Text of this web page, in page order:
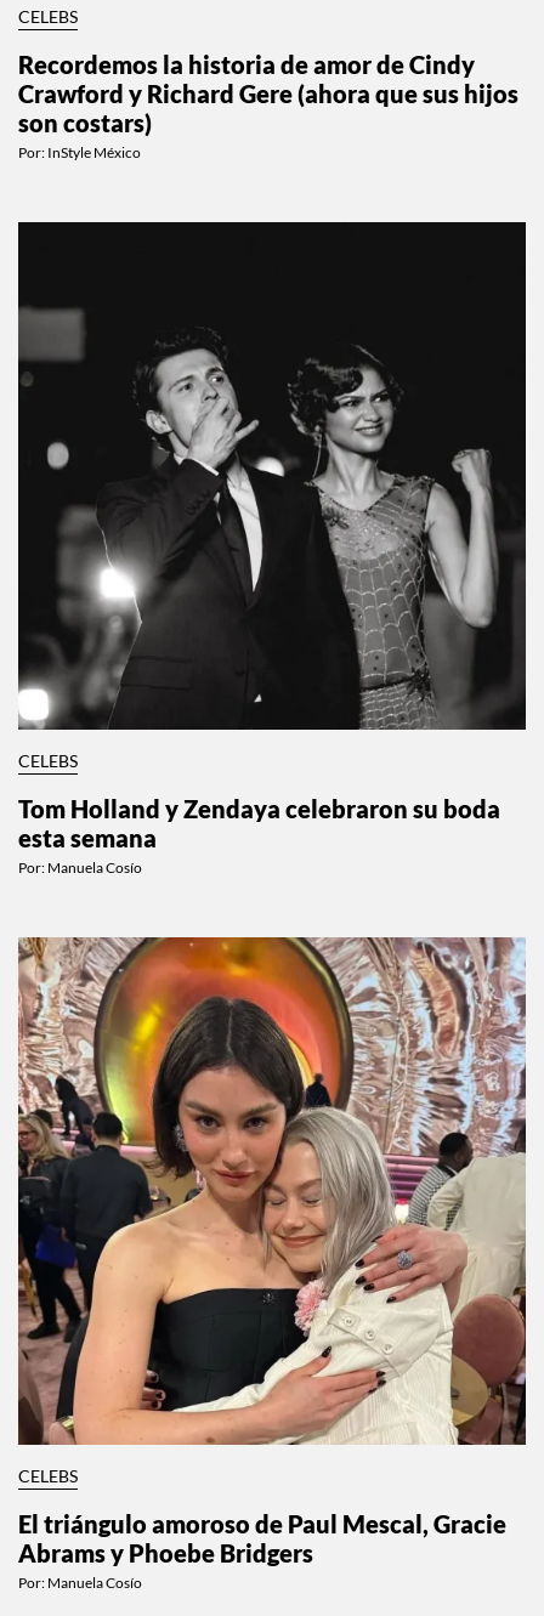
CELEBS
Recordemos la historia de amor de Cindy
Crawford y Richard Gere (ahora que sus hijos
son costars)
Por: InStyle México
CELEBS
Tom Holland y Zendaya celebraron su boda
esta semana
Por: Manuela Cosío
CELEBS
El triángulo amoroso de Paul Mescal, Gracie
Abrams y Phoebe Bridgers
Por: Manuela Cosío